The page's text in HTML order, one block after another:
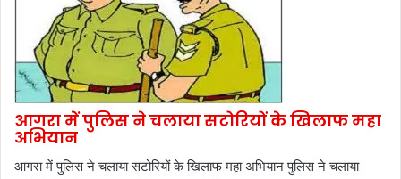
आगरा में पुलिस ने चलाया सटोरियों के खिलाफ महा
अभियान
आगरा में पुलिस ने चलाया सटोरियों के खिलाफ महा अभियान पुलिस ने चलाया